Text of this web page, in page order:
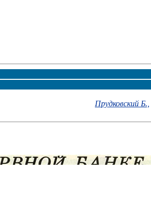
Прудковский Б.,